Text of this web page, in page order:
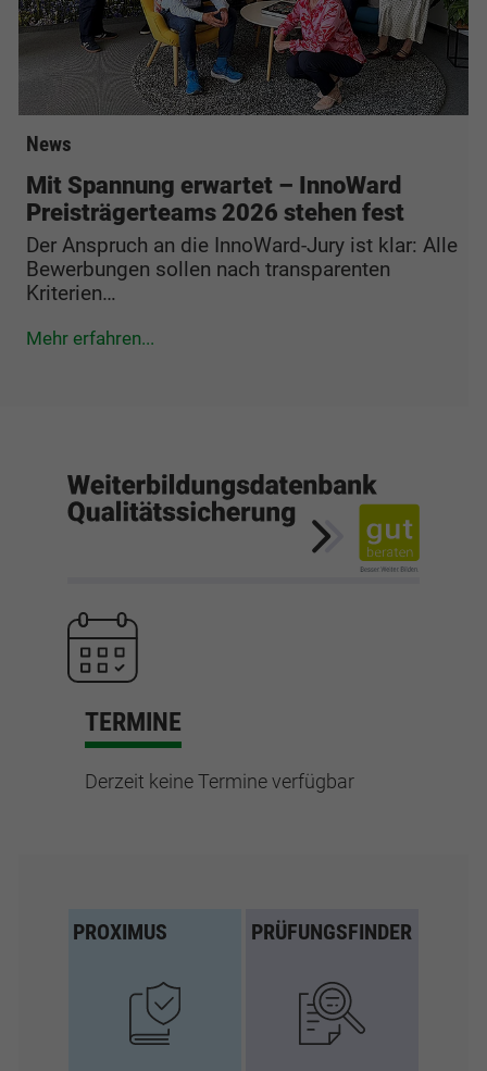
News
Mit Spannung erwartet – InnoWard
Preisträgerteams 2026 stehen fest
Der Anspruch an die InnoWard-Jury ist klar: Alle
Bewerbungen sollen nach transparenten
Kriterien…
Mehr erfahren...
TERMINE
Derzeit keine Termine verfügbar
PROXIMUS PRÜFUNGSFINDER